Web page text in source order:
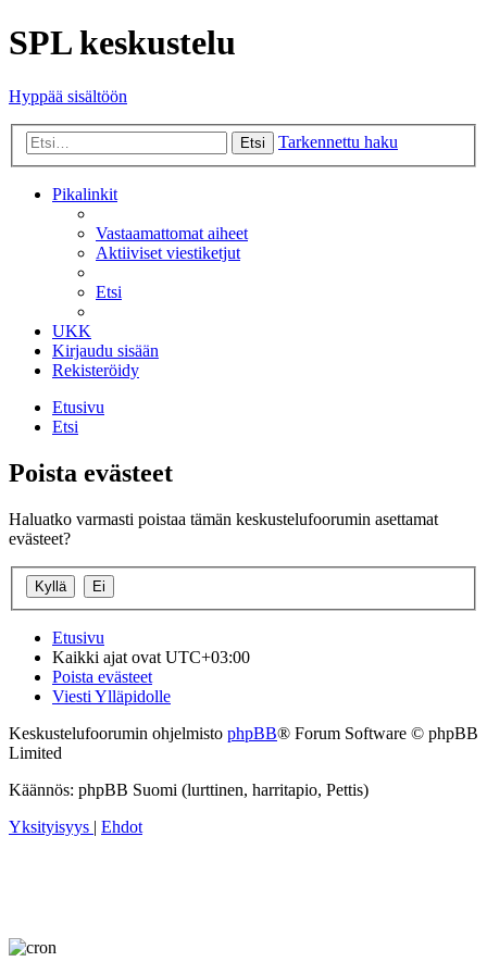
SPL keskustelu
Hyppää sisältöön
Etsi Tarkennettu haku
Pikalinkit
Vastaamattomat aiheet
Aktiiviset viestiketjut
Etsi
UKK
Kirjaudu sisään
Rekisteröidy
Etusivu
Etsi
Poista evästeet
Haluatko varmasti poistaa tämän keskustelufoorumin asettamat
evästeet?
Etusivu
Kaikki ajat ovat UTC+03:00
Poista evästeet
Viesti Ylläpidolle
Keskustelufoorumin ohjelmisto phpBB® Forum Software © phpBB
Limited
Käännös: phpBB Suomi (lurttinen, harritapio, Pettis)
Yksityisyys | Ehdot